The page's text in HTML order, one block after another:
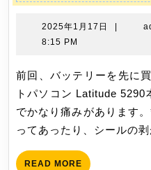
2025年1月17日
2025
月
17
8:15 PM
前回、バッテリーを先に買いましたが、DELL 2in1ノー
トパソコン Latitude
でかなり痛みがあります
ってあったり、シールの
READ MORE READ